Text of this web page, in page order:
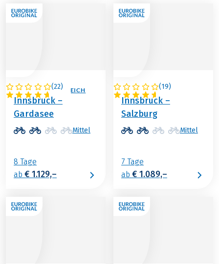
(22)
ITALIEN / ÖSTERREICH
Innsbruck –
Gardasee
Mittel
8 Tage
ab € 1.129,–
(19)
ÖSTERREICH
Innsbruck –
Salzburg
Mittel
7 Tage
ab € 1.089,–